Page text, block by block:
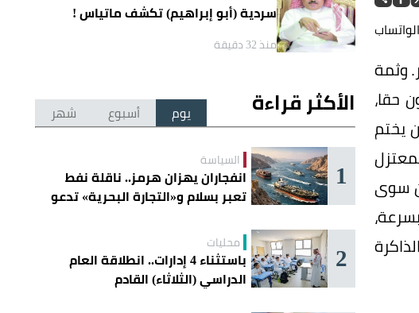
وثمة
حقا،
يختم
سوى
سردية (أبو إبراهيم) تكشف ماتياس !
منذ 32 دقيقة
الأكثر قراءة يوم أسبوع شهر
1 السياسة
انفجاران يهزان هرمز.. ناقلة نفط
تعبر بسلام و«التجارة البحرية» تدعو
2 محليات
باستثناء 4 إدارات.. انطلاقة العام
الدراسي (الثلاثاء) القادم